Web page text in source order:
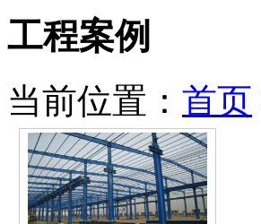
工程案例
当前位置： 首页